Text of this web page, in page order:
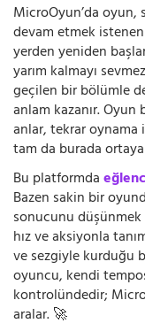
MicroOyun’da oyun,
devam etmek
yerden yeniden
yarım kalmayı
geçilen bir bölümle
anlam kazanır.
anlar, tekrar oynama
tam da burada
Bu platformda
Bazen sakin bir
sonucunu
hız ve aksiyonla
ve sezgiyle kurduğu
oyuncu, kendi
kontrolündedir;
aralar. 🚀